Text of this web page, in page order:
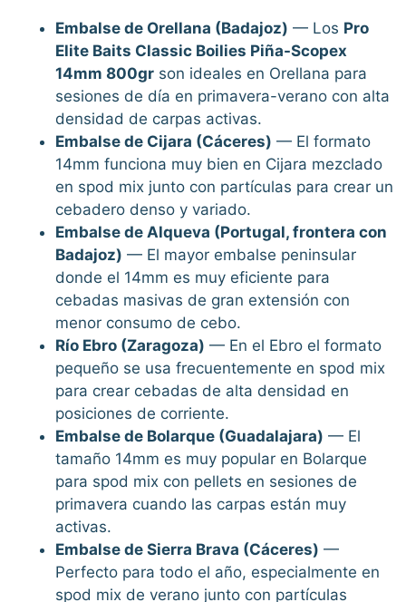
Embalse de Orellana (Badajoz) — Los Pro
Elite Baits Classic Boilies Piña-Scopex
14mm 800gr son ideales en Orellana para
sesiones de día en primavera-verano con alta
densidad de carpas activas.
Embalse de Cijara (Cáceres) — El formato
14mm funciona muy bien en Cijara mezclado
en spod mix junto con partículas para crear un
cebadero denso y variado.
Embalse de Alqueva (Portugal, frontera con
Badajoz) — El mayor embalse peninsular
donde el 14mm es muy eficiente para
cebadas masivas de gran extensión con
menor consumo de cebo.
Río Ebro (Zaragoza) — En el Ebro el formato
pequeño se usa frecuentemente en spod mix
para crear cebadas de alta densidad en
posiciones de corriente.
Embalse de Bolarque (Guadalajara) — El
tamaño 14mm es muy popular en Bolarque
para spod mix con pellets en sesiones de
primavera cuando las carpas están muy
activas.
Embalse de Sierra Brava (Cáceres) —
Perfecto para todo el año, especialmente en
spod mix de verano junto con partículas